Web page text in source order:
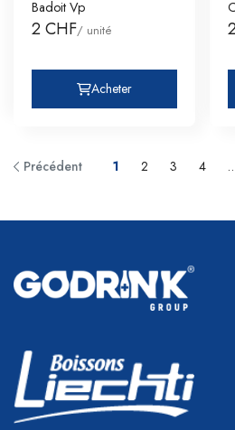
Badoit Vp
2 CHF/ unité
Acheter
Précédent 1 2 3 4